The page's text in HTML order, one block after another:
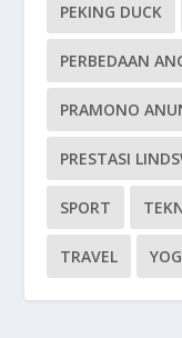
PEKING DUCK
PERBEDAAN
PRAMONO
PRESTASI
SPORT
TRAVEL